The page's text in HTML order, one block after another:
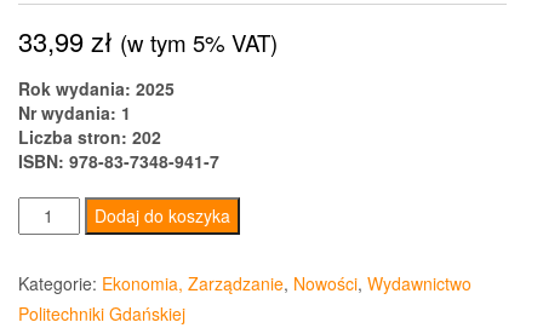
33,99zł (w tym 5% VAT)
Rok wydania: 2025
Nr wydania: 1
Liczba stron: 202
ISBN: 978-83-7348-941-7
ilość
Podstawy
prognozowania
gospodarczego
Dodaj do koszyka
Kategorie: Ekonomia, Zarządzanie, Nowości, Wydawnictwo
Politechniki Gdańskiej